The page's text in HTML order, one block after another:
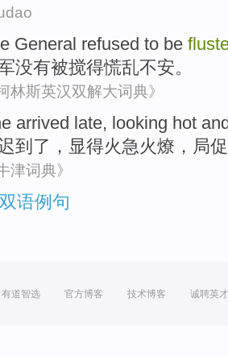
General refused to be
没有被搅得慌乱不安。
林斯英汉双解大词典》
arrived late, looking hot
到 了，显得火急火燎， 局促
津词典》
语例句
有道智选 官方博客 技术博客 诚聘英才